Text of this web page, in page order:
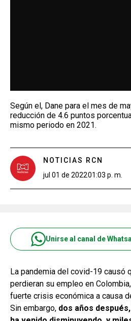
Según el, Dane para el mes de
reducción de 4.6 puntos
mismo periodo en 2021.
NOTICIAS RCN
jul 01 de 202201:03 p. m.
Unirse al canal de
La pandemia del covid-19 causó
perdieran su empleo en
fuerte crisis económica a causa
Sin embargo, dos años